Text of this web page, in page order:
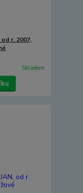
r. 2007,
Skladem